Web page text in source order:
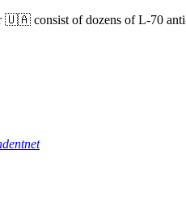
consist of dozens of L-70